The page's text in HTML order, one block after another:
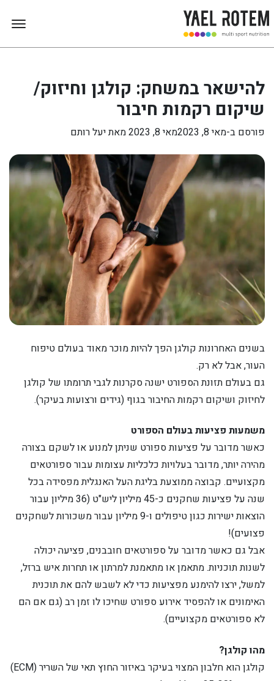
להישאר במשחק: קולגן וחיזוק/
שיקום רקמות חיבור
פורסם ב-מאי 8, 2023 מאי 8, 2023 מאתיעל רותם
בשנים האחרונות קולגן הפך להיות מוכר מאוד בעולם טיפוח
העור, אבל לא רק.
גם בעולם תזונת הספורט ישנה סקרנות לגבי תרומתו של קולגן
לחיזוק ושיקום רקמות החיבור בגוף (גידים ורצועות בעיקר).
משמעות פציעות בעולם הספורט
כאשר מדובר על פציעות ספורט שניתן למנוע או לשקם בצורה
מהירה יותר, מדובר בעלויות כלכליות עצומות עבור ספורטאים
מקצועיים. קבוצה ממוצעת בליגת העל האנגלית מפסידה בכל
שנה על פציעות שחקנים כ-45 מיליון ליש"ט (36 מיליון עבור
הוצאות ישירות כגון טיפולים ו-9 מיליון עבור משכורות לשחקנים
פצועים)!
אבל גם כאשר מדובר על ספורטאים חובבנים, פציעה יכולה
לשנות תוכניות. מתאמן או מתאמנת למרתון או תחרות איש ברזל,
למשל, ירצו להימנע מפציעות כדי לא לשבש להם את תוכנית
האימונים או להפסיד אירוע ספורט שחיכו לו זמן רב (גם אם הם
לא ספורטאים מקצועיים).
מהו קולגן?
קולגן הוא חלבון המצוי בעיקר באיזור החוץ תאי של השריר (ECM)